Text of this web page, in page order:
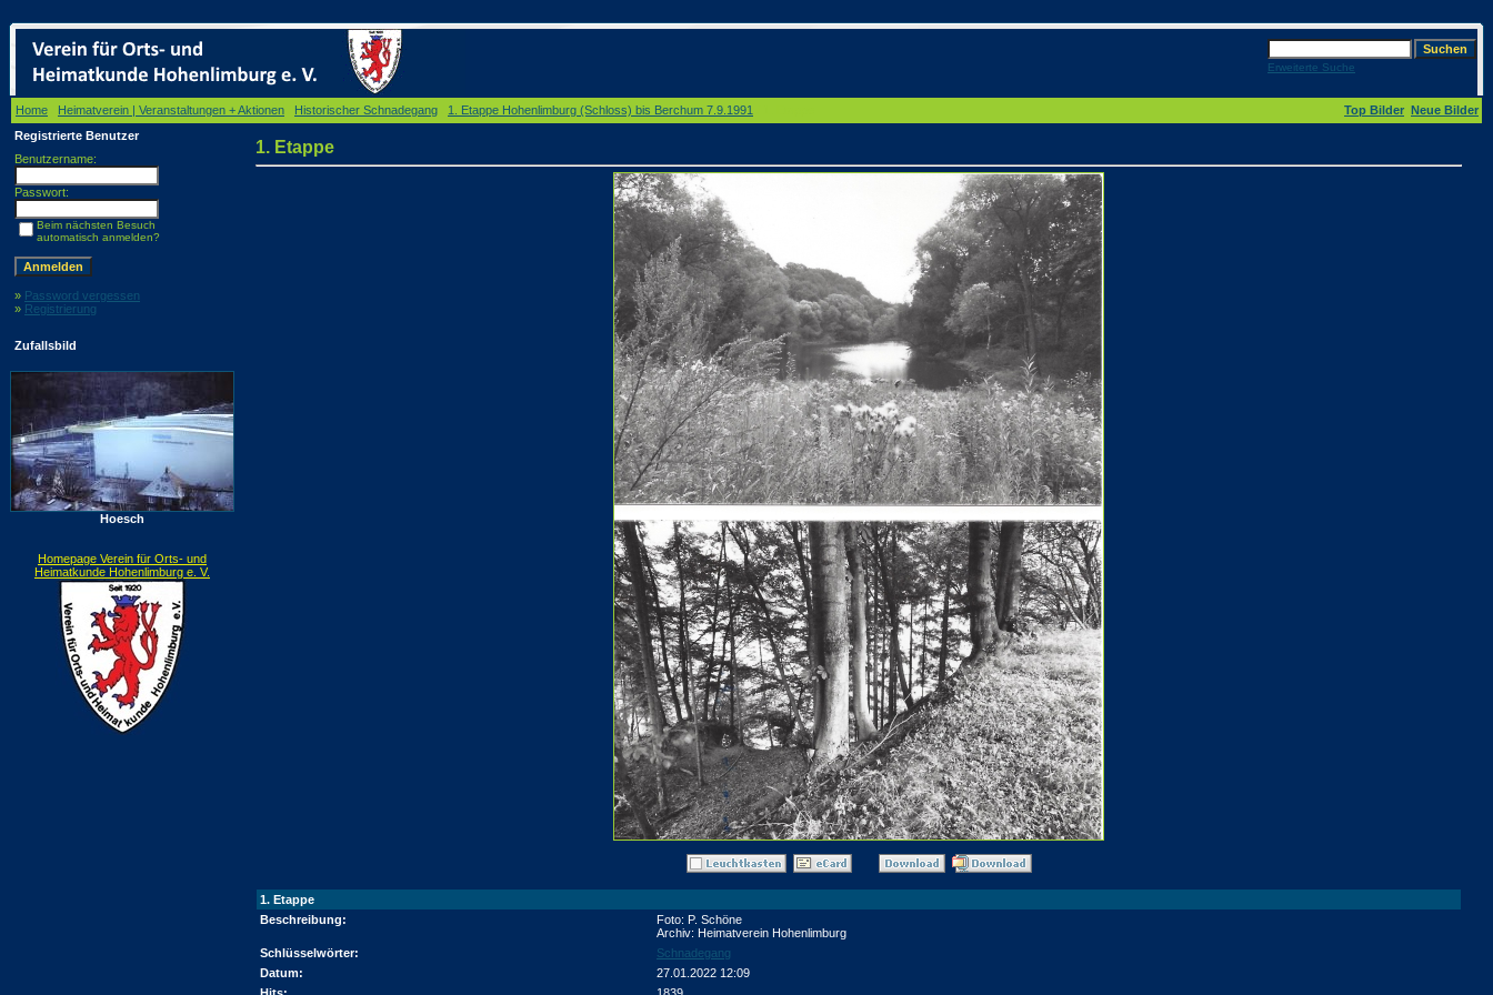
Erweiterte Suche
Home Heimatverein | Veranstaltungen + Aktionen Historischer Schnadegang 1. Etappe Hohenlimburg (Schloss) bis Berchum 7.9.1991 Top Bilder Neue Bilder
Registrierte Benutzer
Benutzername:
Passwort:
Beim nächsten Besuch
automatisch anmelden?
» Password vergessen
» Registrierung
Zufallsbild
Hoesch
Homepage Verein für Orts- und
Heimatkunde Hohenlimburg e. V.
1. Etappe
1. Etappe
Beschreibung:
Foto: P. Schöne
Archiv: Heimatverein Hohenlimburg
Schlüsselwörter:
Schnadegang
Datum:
27.01.2022 12:09